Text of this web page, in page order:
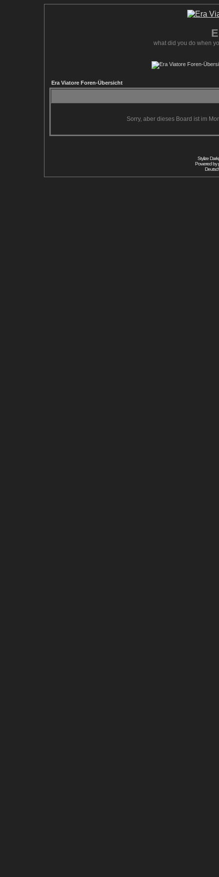
what did you do when
Era Viatore Foren-Übersicht
Sorry, aber dieses Board ist im
Stylize
Powered by